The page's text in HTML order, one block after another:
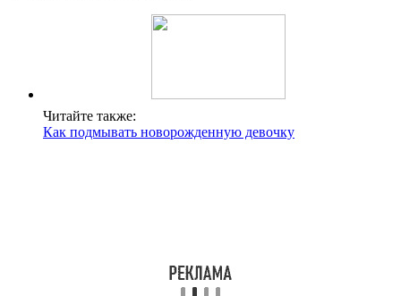
Читайте также:
Как подмывать новорожденную девочку